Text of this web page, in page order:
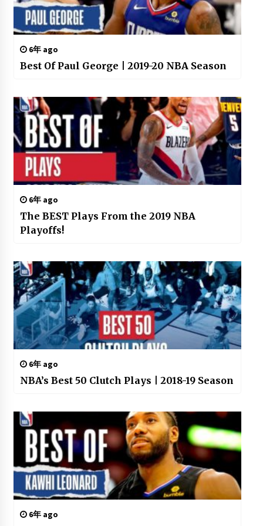
6年 ago
Best Of Paul George | 2019-20 NBA Season
6年 ago
The BEST Plays From the 2019 NBA
Playoffs!
6年 ago
NBA’s Best 50 Clutch Plays | 2018-19 Season
6年 ago